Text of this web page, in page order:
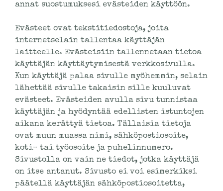
annat suostumuksesi evästeiden käyttöön.
Evästeet ovat tekstitiedostoja, joita
internetselain tallentaa käyttäjän
laitteelle. Evästeisiin tallennetaan tietoa
käyttäjän käyttäytymisestä verkkosivulla.
Kun käyttäjä palaa sivulle myöhemmin, selain
lähettää sivulle takaisin sille kuuluvat
evästeet. Evästeiden avulla sivu tunnistaa
käyttäjän ja hyödyntää edellisten istuntojen
aikana kerättyä tietoa. Tällaisia tietoja
ovat muun muassa nimi, sähköpostiosoite,
koti- tai työosoite ja puhelinnumero.
Sivustolla on vain ne tiedot, jotka käyttäjä
on itse antanut. Sivusto ei voi esimerkiksi
päätellä käyttäjän sähköpostiosoitetta,